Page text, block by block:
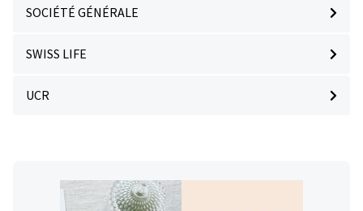
SOCIÉTÉ GÉNÉRALE
SWISS LIFE
UCR